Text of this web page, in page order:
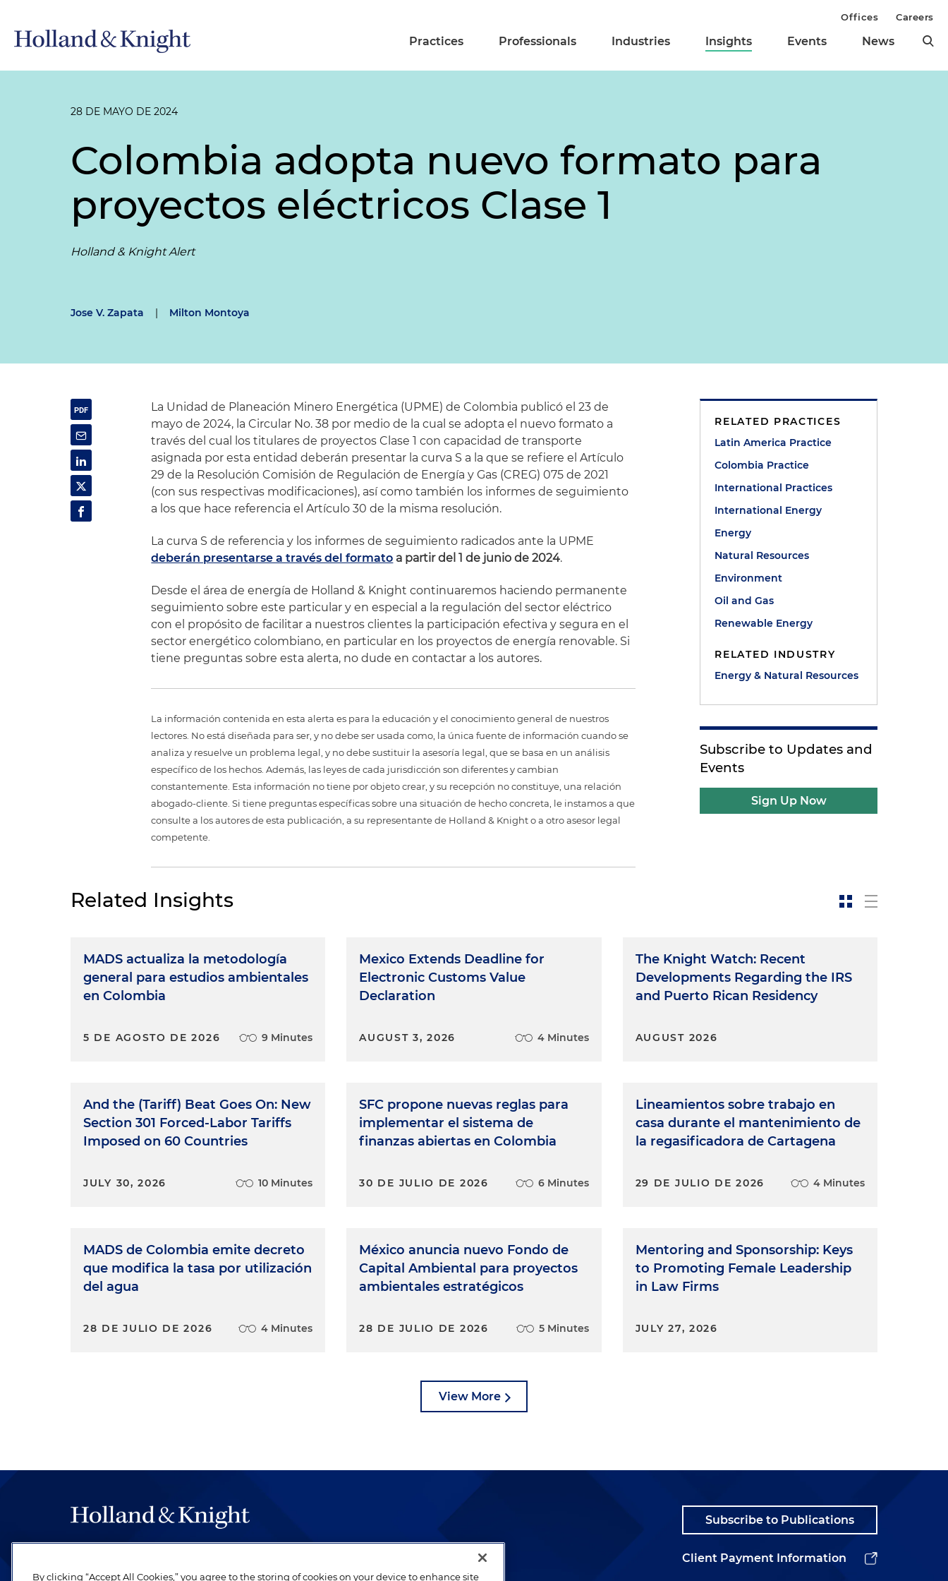
Practices Professionals Industries Insights Events News
Offices Careers
28 DE MAYO DE 2024
Colombia adopta nuevo formato para
proyectos eléctricos Clase 1
Holland & Knight Alert
Jose V. Zapata | Milton Montoya
La Unidad de Planeación Minero Energética (UPME) de Colombia publicó el 23 de
mayo de 2024, la Circular No. 38 por medio de la cual se adopta el nuevo formato a
través del cual los titulares de proyectos Clase 1 con capacidad de transporte
asignada por esta entidad deberán presentar la curva S a la que se refiere el Artículo
29 de la Resolución Comisión de Regulación de Energía y Gas (CREG) 075 de 2021
(con sus respectivas modificaciones), así como también los informes de seguimiento
a los que hace referencia el Artículo 30 de la misma resolución.
La curva S de referencia y los informes de seguimiento radicados ante la UPME
deberán presentarse a través del formato a partir del 1 de junio de 2024.
Desde el área de energía de Holland & Knight continuaremos haciendo permanente
seguimiento sobre este particular y en especial a la regulación del sector eléctrico
con el propósito de facilitar a nuestros clientes la participación efectiva y segura en el
sector energético colombiano, en particular en los proyectos de energía renovable. Si
tiene preguntas sobre esta alerta, no dude en contactar a los autores.
La información contenida en esta alerta es para la educación y el conocimiento general de nuestros
lectores. No está diseñada para ser, y no debe ser usada como, la única fuente de información cuando se
analiza y resuelve un problema legal, y no debe sustituir la asesoría legal, que se basa en un análisis
específico de los hechos. Además, las leyes de cada jurisdicción son diferentes y cambian
constantemente. Esta información no tiene por objeto crear, y su recepción no constituye, una relación
abogado-cliente. Si tiene preguntas específicas sobre una situación de hecho concreta, le instamos a que
consulte a los autores de esta publicación, a su representante de Holland & Knight o a otro asesor legal
competente.
RELATED PRACTICES
Latin America Practice
Colombia Practice
International Practices
International Energy
Energy
Natural Resources
Environment
Oil and Gas
Renewable Energy
RELATED INDUSTRY
Energy & Natural Resources
Subscribe to Updates and
Events
Sign Up Now
Related Insights
MADS actualiza la metodología
general para estudios ambientales
en Colombia
5 DE AGOSTO DE 2026 9 Minutes
And the (Tariff) Beat Goes On: New
Section 301 Forced-Labor Tariffs
Imposed on 60 Countries
JULY 30, 2026 10 Minutes
MADS de Colombia emite decreto
que modifica la tasa por utilización
del agua
28 DE JULIO DE 2026 4 Minutes
Mexico Extends Deadline for
Electronic Customs Value
Declaration
AUGUST 3, 2026 4 Minutes
SFC propone nuevas reglas para
implementar el sistema de
finanzas abiertas en Colombia
30 DE JULIO DE 2026 6 Minutes
México anuncia nuevo Fondo de
Capital Ambiental para proyectos
ambientales estratégicos
28 DE JULIO DE 2026 5 Minutes
The Knight Watch: Recent
Developments Regarding the IRS
and Puerto Rican Residency
AUGUST 2026
Lineamientos sobre trabajo en
casa durante el mantenimiento de
la regasificadora de Cartagena
29 DE JULIO DE 2026 4 Minutes
Mentoring and Sponsorship: Keys
to Promoting Female Leadership
in Law Firms
JULY 27, 2026
View More
be legal work of the highest quality, performed by well-prepared lawyers who
Subscribe to Publications
Client Payment Information
By clicking “Accept All Cookies,” you agree to the storing of cookies on your device to enhance site